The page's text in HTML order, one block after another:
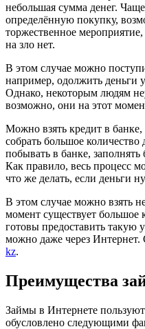
небольшая сумма денег. Чаще
определённую покупку,
торжественное
на зло нет.
В этом случае можно
например, одолжить деньги
Однако, некоторым людям
возможно, они на этот
Можно взять кредит в банке,
собрать большое
побывать в банке,
Как правило, весь процесс
что же делать, если деньги
В этом случае можно взять
момент существует большое
готовы предоставить такую
можно даже через Интернет.
kz.
Преимущества
Займы в Интернете
обусловлено следующими